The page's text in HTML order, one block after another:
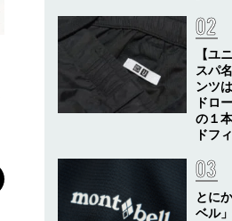
【ユ
スパ
ンツ
ドロ
の１
ドフ
とに
ベル